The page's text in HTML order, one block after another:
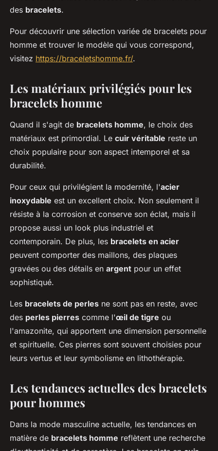
des bracelets.
Pour découvrir une sélection variée de bracelets pour
homme et trouver le modèle qui vous correspond,
visitez https://braceletshomme.fr/.
Les matériaux privilégiés pour les
bracelets homme
Quand il s'agit de bracelets homme, le choix des
matériaux est primordial. Le cuir véritable reste un
choix populaire pour son aspect intemporel et sa
durabilité.
Pour ceux qui privilégient la modernité, l'acier
inoxydable est un excellent choix. Non seulement il
résiste à la corrosion et conserve son éclat, mais il
propose aussi un look plus industriel et
contemporain. De plus, les bracelets en acier
peuvent comporter des maillons, des plaques
gravées ou des détails en argent pour un effet
sophistiqué.
Les bracelets de perles ne sont pas en reste, avec
des perles pierres comme l'œil de tigre ou
l'amazonite, qui apportent une dimension personnelle
et spirituelle. Ces pierres sont souvent choisies pour
leurs vertus et leur symbolisme en lithothérapie.
Les tendances actuelles des bracelets
pour hommes
Dans la mode masculine actuelle, les tendances en
matière de bracelets homme reflètent une recherche